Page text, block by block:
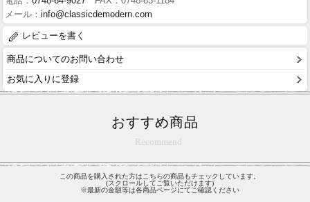
メール： info@classicdemodern.com
レビューを書く
商品についてのお問い合わせ
お気に入りに登録
おすすめ商品
Recommend
この商品を購入された方はこちらの商品もチェックしています。
(スクロールしてご覧いただけます)
※最新の金額等は各商品ページにてご確認ください